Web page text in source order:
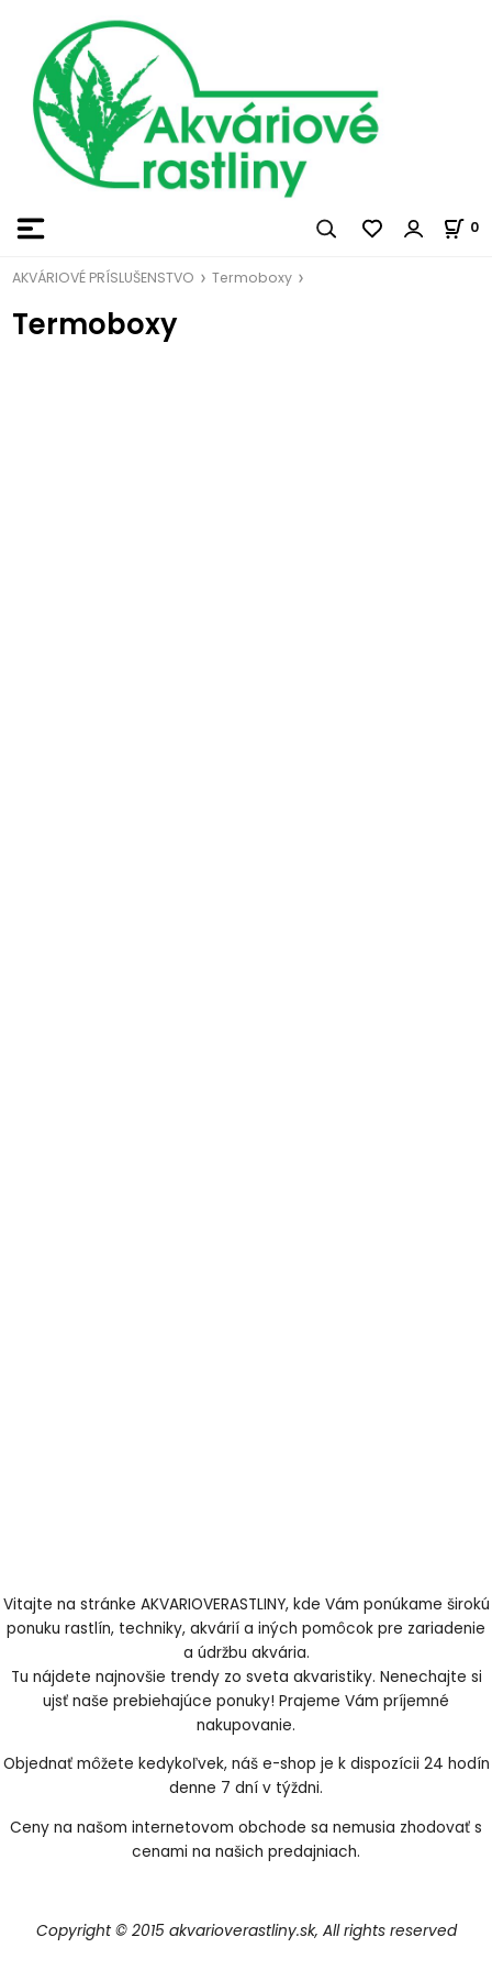
0
AKVÁRIOVÉ PRÍSLUŠENSTVO Termoboxy
Termoboxy
Vitajte na stránke AKVARIOVERASTLINY, kde Vám ponúkame širokú
ponuku rastlín, techniky, akvárií a iných pomôcok pre zariadenie
a údržbu akvária.
Tu nájdete najnovšie trendy zo sveta akvaristiky. Nenechajte si
ujsť naše prebiehajúce ponuky! Prajeme Vám príjemné
nakupovanie.
Objednať môžete kedykoľvek, náš e-shop je k dispozícii 24 hodín
denne 7 dní v týždni.
Ceny na našom internetovom obchode sa nemusia zhodovať s
cenami na našich predajniach.
Copyright © 2015 akvarioverastliny.sk, All rights reserved